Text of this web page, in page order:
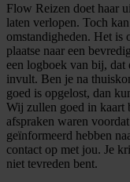
Flow Reizen doet haar
laten verlopen. Toch
omstandigheden. Het is
plaatse naar een
een logboek van bij, dat
invult. Ben je na
goed is opgelost, dan
Wij zullen goed in kaart
afspraken waren
geïnformeerd hebben
contact op met jou. Je
niet tevreden bent.